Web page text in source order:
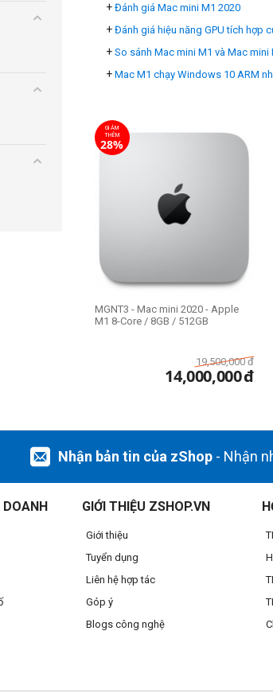
+ Đánh giá Mac mini M1 2020
+ Đánh giá hiệu năng GPU tích hợp
+ So sánh Mac mini M1 và Mac mini
+ Mac M1 chạy Windows 10 ARM
GIẢM
THÊM
28%
MGNT3 - Mac mini 2020 - Apple
M1 8-Core / 8GB / 512GB
19,500,000 đ
14,000,000đ
Nhận bản tin của zShop - Nhận
DOANH GIỚI THIỆU ZSHOP.VN
Giới thiệu
Tuyển dụng
Liên hệ hợp tác
Góp ý
Blogs công nghệ